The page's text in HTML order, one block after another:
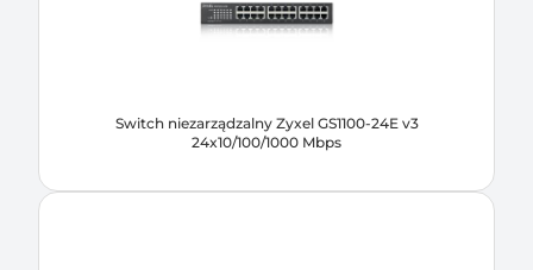
Switch niezarządzalny Zyxel GS1100-24E v3
24x10/100/1000 Mbps